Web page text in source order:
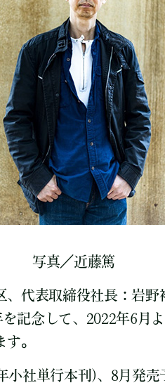
写真／近藤篤
、代表取締役社長：岩
記念して、2022年6月
。
小社単行本刊)、8月発売